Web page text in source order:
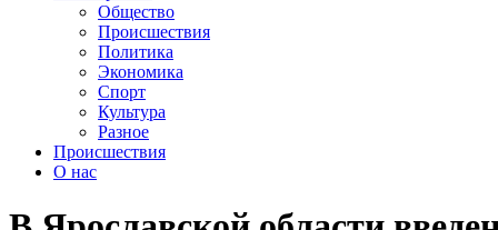
Общество
Происшествия
Политика
Экономика
Спорт
Культура
Разное
Происшествия
О нас